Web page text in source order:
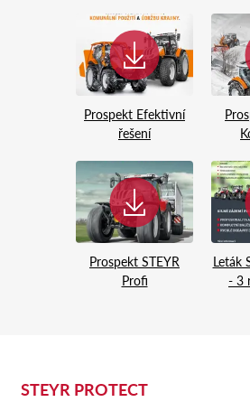
Prospekt Efektivní
řešení
Prospekt STEYR
Profi
Leták
- 3
STEYR PROTECT